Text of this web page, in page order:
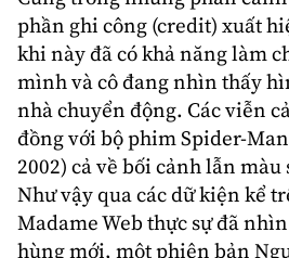
phần ghi công (credit) xuất
khi này đã có khả năng làm
mình và cô đang nhìn thấy
nhà chuyển động. Các viễn
đồng với bộ phim Spider-
2002) cả về bối cảnh lẫn
Như vậy qua các dữ kiện kể
Madame Web thực sự đã
hùngmới, một phiên bản